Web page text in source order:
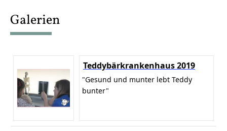
Galerien
Teddybärkrankenhaus 2019
"Gesund und munter lebt Teddy
bunter"